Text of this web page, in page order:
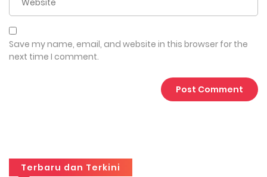
Save my name, email, and website in this browser for the
next time I comment.
Terbaru dan Terkini